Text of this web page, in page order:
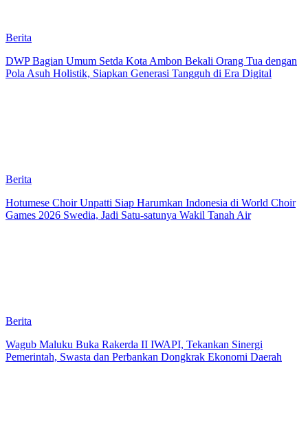
Berita
DWP Bagian Umum Setda Kota Ambon Bekali Orang Tua dengan
Pola Asuh Holistik, Siapkan Generasi Tangguh di Era Digital
Berita
Hotumese Choir Unpatti Siap Harumkan Indonesia di World Choir
Games 2026 Swedia, Jadi Satu-satunya Wakil Tanah Air
Berita
Wagub Maluku Buka Rakerda II IWAPI, Tekankan Sinergi
Pemerintah, Swasta dan Perbankan Dongkrak Ekonomi Daerah